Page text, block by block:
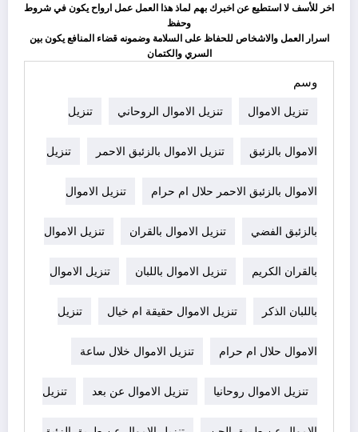
اخر للأسف لا استطيع عن اخبرك بهم لماذ هذا العمل عمل ارواح يكون في شروط
وحفظ
اسرار العمل والاشخاص للحفاظ على السلامة وضمونه قضاء المنافع يكون بين
السري والكتمان
وسم
تنزيل الاموال تنزيل الاموال الروحاني تنزيل
الاموال بالزئبق تنزيل الاموال بالزئبق الاحمر تنزيل
الاموال بالزئبق الاحمر حلال ام حرام تنزيل الاموال
بالزئبق الفضي تنزيل الاموال بالقران تنزيل الاموال
بالقران الكريم تنزيل الاموال باللبان تنزيل الاموال
باللبان الذكر تنزيل الاموال حقيقة ام خيال تنزيل
الاموال حلال ام حرام تنزيل الاموال خلال ساعة
تنزيل الاموال روحانيا تنزيل الاموال عن بعد تنزيل